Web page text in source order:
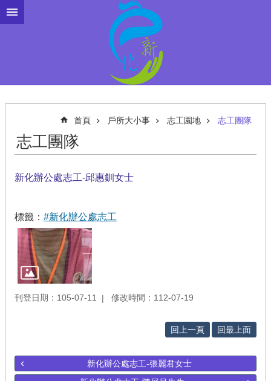
跳到主要內容區塊
首頁 戶所大小事 志工園地 志工團隊
志工團隊
新化辦公處志工-邱惠釧女士
標籤： #新化辦公處志工
刊登日期：105-07-11 修改時間：112-07-19
回上一頁 回最上面
新化辦公處志工-張麗君女士